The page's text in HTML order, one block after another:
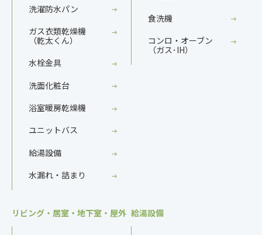
洗濯防水パン
ガス衣類乾燥機
（乾太くん）
水栓金具
洗面化粧台
浴室暖房乾燥機
ユニットバス
給湯設備
水漏れ・詰まり
食洗機
コンロ・オーブン
（ガス･IH）
リビング・居室・地下室・屋外 給湯設備